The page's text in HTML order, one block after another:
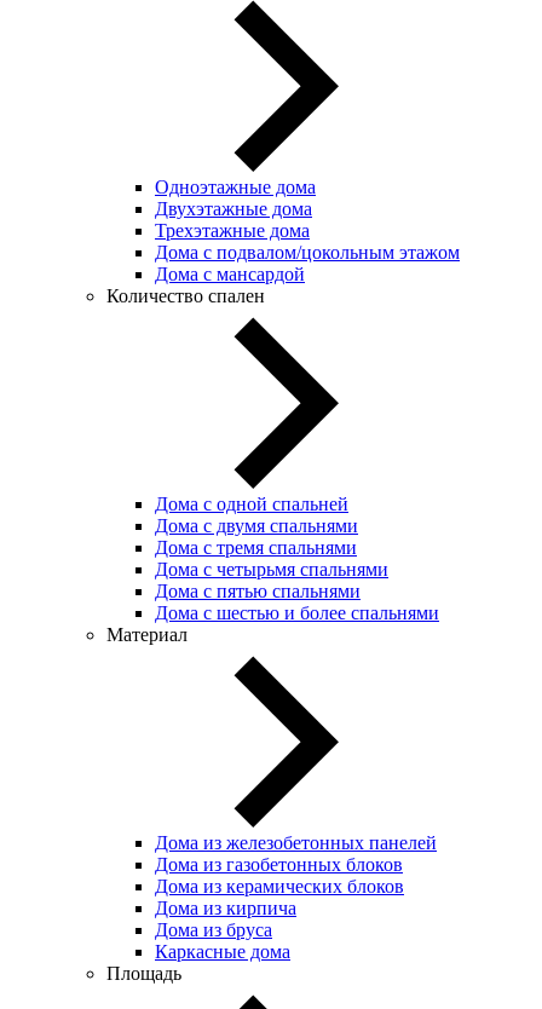
Одноэтажные дома
Двухэтажные дома
Трехэтажные дома
Дома с подвалом/цокольным этажом
Дома с мансардой
Количество спален
Дома с одной спальней
Дома с двумя спальнями
Дома с тремя спальнями
Дома с четырьмя спальнями
Дома с пятью спальнями
Дома с шестью и более спальнями
Материал
Дома из железобетонных панелей
Дома из газобетонных блоков
Дома из керамических блоков
Дома из кирпича
Дома из бруса
Каркасные дома
Площадь